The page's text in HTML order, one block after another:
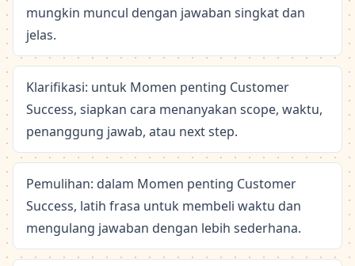
mungkin muncul dengan jawaban singkat dan
jelas.
Klarifikasi: untuk Momen penting Customer
Success, siapkan cara menanyakan scope, waktu,
penanggung jawab, atau next step.
Pemulihan: dalam Momen penting Customer
Success, latih frasa untuk membeli waktu dan
mengulang jawaban dengan lebih sederhana.